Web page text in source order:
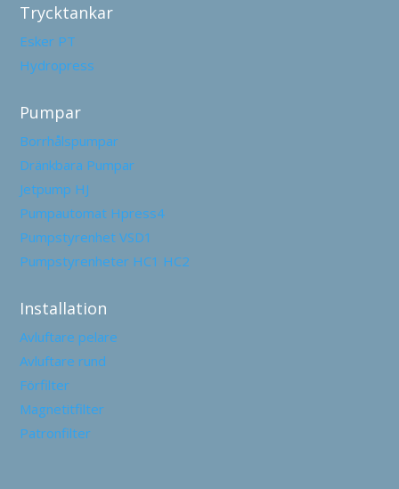
Trycktankar
Esker PT
Hydropress
Pumpar
Borrhålspumpar
Dränkbara Pumpar
Jetpump HJ
Pumpautomat Hpress4
Pumpstyrenhet VSD1
Pumpstyrenheter HC1 HC2
Installation
Avluftare pelare
Avluftare rund
Förfilter
Magnetitfilter
Patronfilter